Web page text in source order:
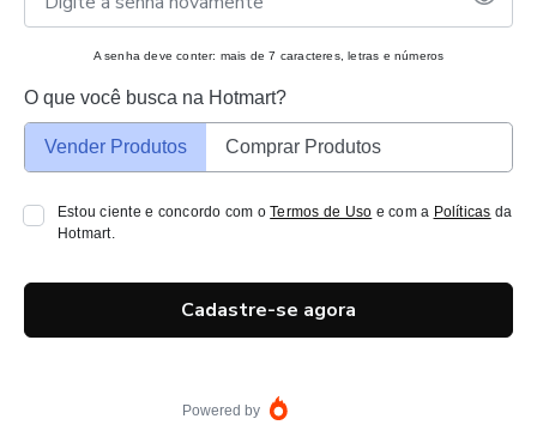
A senha deve conter: mais de 7 caracteres, letras e números
O que você busca na Hotmart?
Vender Produtos Comprar Produtos
Estou ciente e concordo com oTermos de Uso e com a Políticas da
Hotmart.
Cadastre-se agora
Powered by